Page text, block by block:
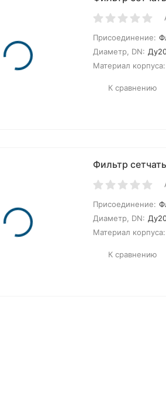
Присоединение:
Диаметр, DN:
Материал корпуса:
К сравнению
Фильтр
Присоединение:
Диаметр, DN:
Материал корпуса:
К сравнению